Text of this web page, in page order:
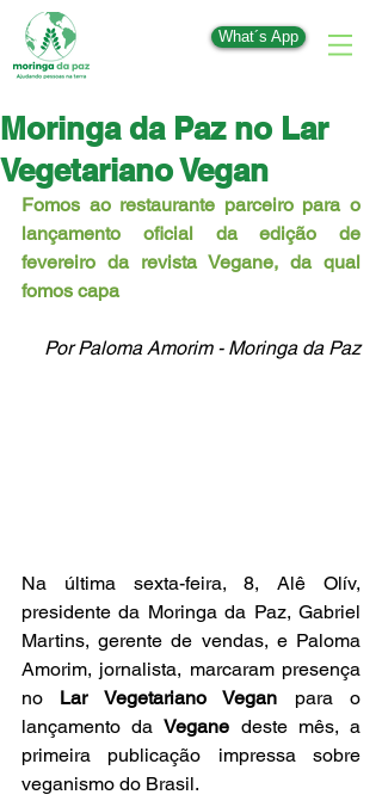
What´s App
Moringa da Paz no Lar
Vegetariano Vegan
Fomos ao restaurante parceiro para o
lançamento oficial da edição de
fevereiro da revista Vegane, da qual
fomos capa
Por Paloma Amorim - Moringa da Paz
Na última sexta-feira, 8, Alê Olív,
presidente da Moringa da Paz, Gabriel
Martins, gerente de vendas, e Paloma
Amorim, jornalista, marcaram presença
no Lar Vegetariano Vegan para o
lançamento da Vegane deste mês, a
primeira publicação impressa sobre
veganismo do Brasil.